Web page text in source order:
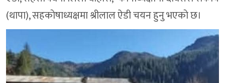
(थापा), सहकाेषाध्यक्षमा श्रीलाल ऐडी चयन हुनु भएकाे छ।